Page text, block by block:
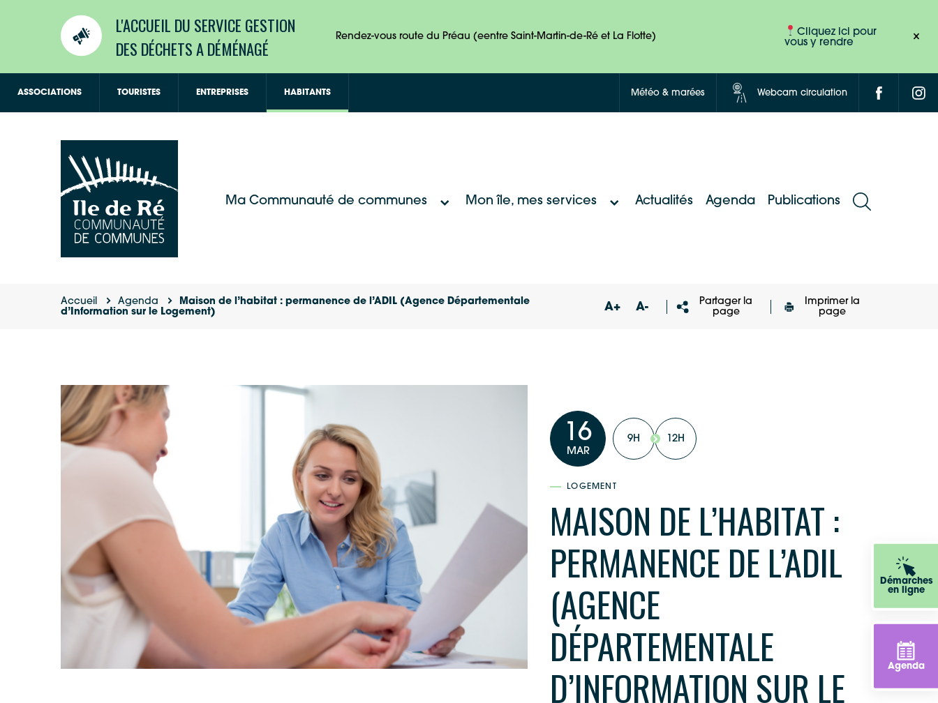
L'ACCUEIL DU SERVICE GESTION
DES DÉCHETS A DÉMÉNAGÉ
Rendez-vous route du Préau (eentre Saint-Martin-de-Ré et La Flotte)
Cliquez ici pour
vous y rendre
Démarches
en ligne
Agenda
ASSOCIATIONS TOURISTES ENTREPRISES HABITANTS Météo & marées Webcam circulation
Ma Communauté de communes Mon île, mes services Actualités Agenda Publications
Accueil Agenda
Maison de l’habitat : permanence de l’ADIL (Agence Départementale
d’Information sur le Logement)
A+ A-
Partager la
page
Imprimer la
page
16
MAR
9H 12H
LOGEMENT
MAISON DE L’HABITAT :
PERMANENCE DE L’ADIL
(AGENCE
DÉPARTEMENTALE
D’INFORMATION SUR LE